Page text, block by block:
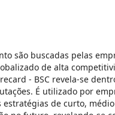
são buscadas pelas
de alta
- BSC revela-se
É utilizado por
de curto,